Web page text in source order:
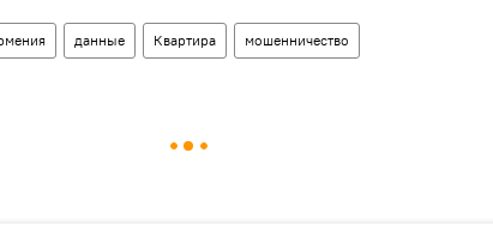
данные Квартира мошенничество